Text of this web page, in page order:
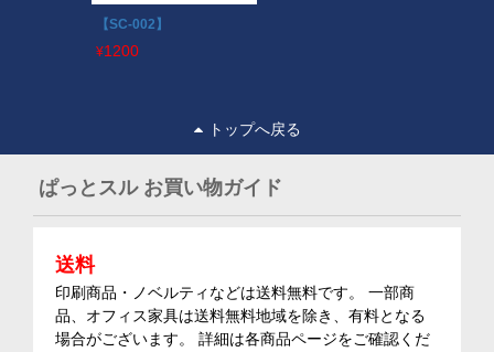
【SC-002】
¥1200
トップへ戻る
ぱっとスル お買い物ガイド
送料
印刷商品・ノベルティなどは送料無料です。 一部商
品、オフィス家具は送料無料地域を除き、有料となる
場合がございます。 詳細は各商品ページをご確認くだ